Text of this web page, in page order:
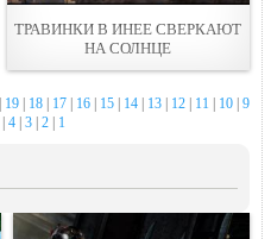
ТРАВИНКИ В ИНЕЕ СВЕРКАЮТ
НА СОЛНЦЕ
19 18 17 16 15 14 13 12 11 10 9
4 3 2 1